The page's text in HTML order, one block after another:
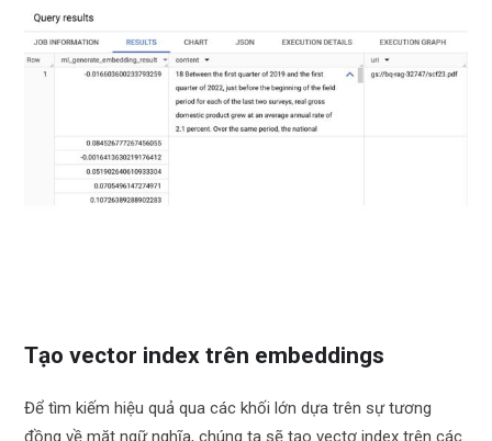
Tạo vector index trên embeddings
Để tìm kiếm hiệu quả qua các khối lớn dựa trên sự tương
đồng về mặt ngữ nghĩa, chúng ta sẽ tạo vectơ index trên các